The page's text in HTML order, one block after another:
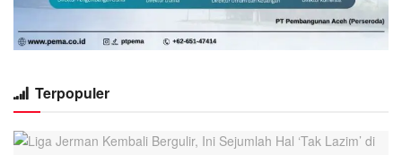
Terpopuler